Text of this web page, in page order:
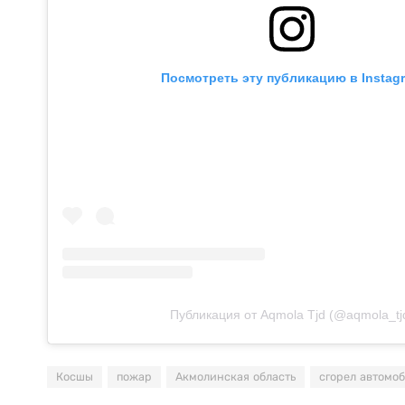
Посмотреть эту публикацию в
Публикация от Aqmola Tjd
Косшы пожар Акмолинская область сгорел